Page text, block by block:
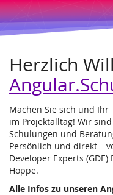
Zum
Haupt-
Inhalt
Leipzig
und
Online
Herzlich
Machen Sie sich und
im Projektalltag! Wir
Schulungen und
Persönlich und direkt –
Developer Experts
Hoppe.
Alle Infos zu unseren